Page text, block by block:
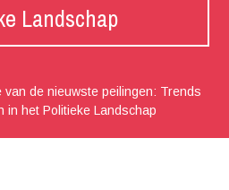
Landschap
van de nieuwste peilingen: Trends
in het Politieke Landschap